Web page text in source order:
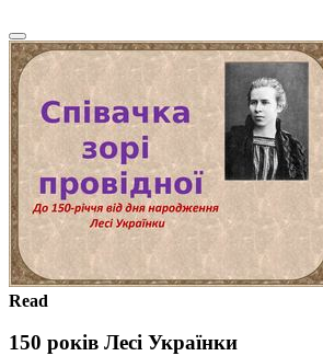
Read
150 років Лесі Українки